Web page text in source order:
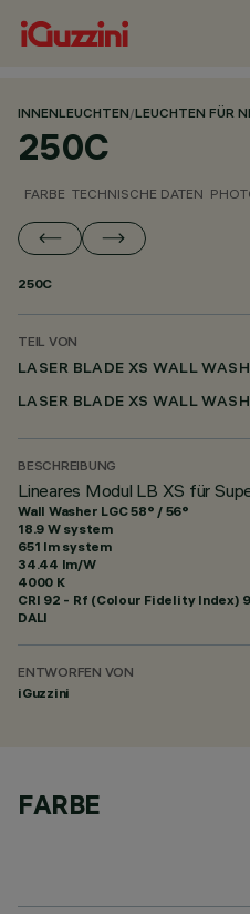
INNENLEUCHTEN/LEUCHTEN FÜR
250C
FARBE TECHNISCHE DATEN
250C
TEIL VON
LASER BLADE XS WALL
LASER BLADE XS WALL
BESCHREIBUNG
Lineares Modul LB XS für
Wall Washer LGC 58° / 56°
18.9 W system
651 lm system
34.44 lm/W
4000 K
CRI 92 - Rf (Colour Fidelity Index)
DALI
ENTWORFEN VON
iGuzzini
FARBE